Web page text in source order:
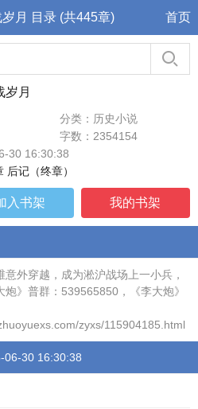
月 目录 (共445章) 首页
岁月
分类：历史小说
字数：2354154
30 16:30:38
后记（终章）
入书架 我的书架
外穿越，成为淞沪战场上一小兵，
》普群：539565850，《李大炮》
zyxs/115904185.html
06-30 16:30:38